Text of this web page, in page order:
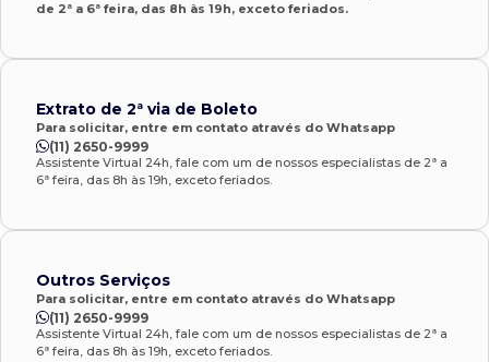
de 2ª a 6ª feira, das 8h às 19h, exceto feriados.
Extrato de 2ª via de Boleto
Para solicitar, entre em contato através do Whatsapp
(11) 2650-9999
Assistente Virtual 24h, fale com um de nossos especialistas de 2ª a
6ª feira, das 8h às 19h, exceto feriados.
Outros Serviços
Para solicitar, entre em contato através do Whatsapp
(11) 2650-9999
Assistente Virtual 24h, fale com um de nossos especialistas de 2ª a
6ª feira, das 8h às 19h, exceto feriados.